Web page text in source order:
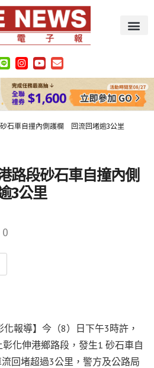
砂石車自撞內側護欄 回流回堵逾3公里
路段砂石車自撞內側
3公里
0
化報導】今（8）日下午3時許，
化伸港鄉路段，發生1 砂石車自
回堵超過3公里，警方及公路局